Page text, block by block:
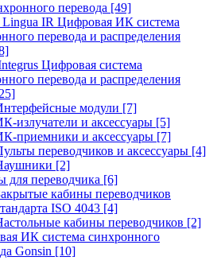
перевода [49]
Lingua IR Цифровая ИК система
перевода и распределения
Цифровая система
перевода и распределения
модули [7]
излучатели и аксессуары [5]
приемники и аксессуары [7]
переводчиков и аксессуары [4]
[2]
для переводчика [6]
кабины переводчиков
ISO 4043 [4]
кабины переводчиков [2]
ИК система синхронного
Gonsin [10]